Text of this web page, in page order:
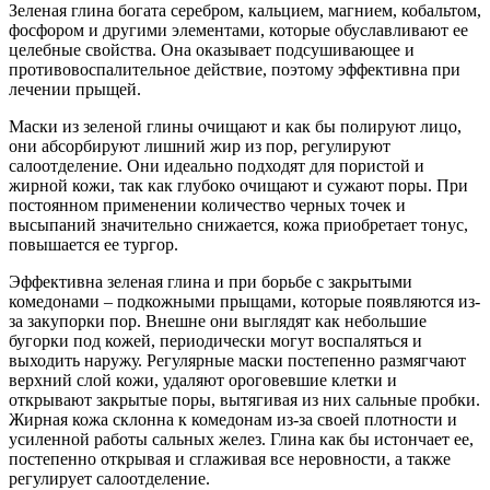
Зеленая глина богата серебром, кальцием, магнием, кобальтом,
фосфором и другими элементами, которые обуславливают ее
целебные свойства. Она оказывает подсушивающее и
противовоспалительное действие, поэтому эффективна при
лечении прыщей.
Маски из зеленой глины очищают и как бы полируют лицо,
они абсорбируют лишний жир из пор, регулируют
салоотделение. Они идеально подходят для пористой и
жирной кожи, так как глубоко очищают и сужают поры. При
постоянном применении количество черных точек и
высыпаний значительно снижается, кожа приобретает тонус,
повышается ее тургор.
Эффективна зеленая глина и при борьбе с закрытыми
комедонами – подкожными прыщами, которые появляются из-
за закупорки пор. Внешне они выглядят как небольшие
бугорки под кожей, периодически могут воспаляться и
выходить наружу. Регулярные маски постепенно размягчают
верхний слой кожи, удаляют ороговевшие клетки и
открывают закрытые поры, вытягивая из них сальные пробки.
Жирная кожа склонна к комедонам из-за своей плотности и
усиленной работы сальных желез. Глина как бы истончает ее,
постепенно открывая и сглаживая все неровности, а также
регулирует салоотделение.